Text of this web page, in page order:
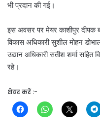
भी प्रदान की गई।
इस अवसर पर मेयर काशीपुर दीपक
विकास अधिकारी सुशील मोहन
उद्यान अधिकारी सतीश शर्मा
रहे।
शेयर करें :-